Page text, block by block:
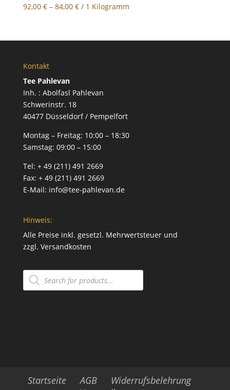
92,00 €– 84,00 €/ 1 Kilogramm
Kontakt
Tee Pahlevan
Inh. : Abolfasl Pahlevan
Schwerinstr. 18
40477 Düsseldorf / Pempelfort
Montag – Freitag: 10:00 – 18:30
Samstag: 09:00 – 15:00
Tel: + 49 (211) 491 2669
Fax: + 49 (211) 491 2669
E-Mail: info@tee-pahlevan.de
Hinweis:
Alle Preise inkl. gesetzl. Mehrwertsteuer und
zzgl. Versandkosten
Products
search
Startseite AGB
Widerrufsbelehrung